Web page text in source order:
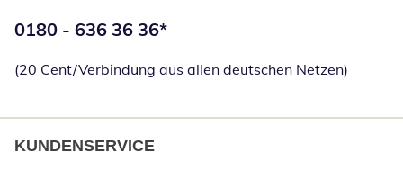
Telefonnummer:
0180 - 636 36 36*
(20 Cent/Verbindung aus allen deutschen Netzen)
KUNDENSERVICE